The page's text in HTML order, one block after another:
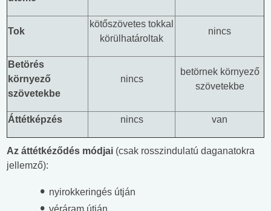
Tok
kötőszövetes tokkal
körülhatároltak
nincs
Betörés
környező
szövetekbe
nincs
betörnek környező
szövetekbe
Áttétképzés nincs van
Az áttétkéződés módjai (csak rosszindulatú daganatokra
jellemző):
nyirokkeringés útján
véráram útján